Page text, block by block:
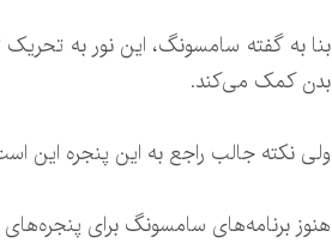
بدن کمک می‌کند.
ولی نکته جالب راجع به این پنجره این
هنوز برنامه‌های سامسونگ برای